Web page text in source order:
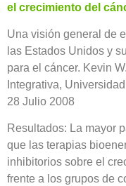
el crecimiento del
Una visión general de
las Estados Unidos y
para el cáncer. Kevin
Integrativa,
28 Julio 2008
Resultados: La mayor
que las terapias
inhibitorios sobre el
frente a los grupos de